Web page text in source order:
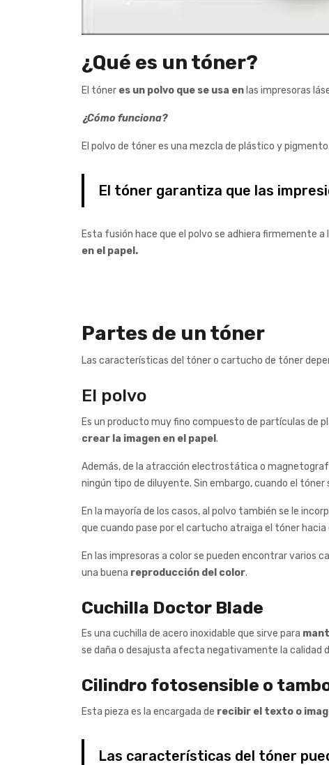
¿Qué es un tóner?
El tóner es un polvo que se usa en las impresoras
¿Cómo funciona?
El polvo de tóner es una mezcla de plástico y
El tóner garantiza que las
Esta fusión hace que el polvo se adhiera firmemente a
en el papel.
Partes de un tóner
Las características del tóner o cartucho de tóner
El polvo
Es un producto muy fino compuesto de partículas de
crear la imagen en el papel .
Además, de la atracción electrostática o
ningún tipo de diluyente. Sin embargo, cuando el
En la mayoría de los casos, al polvo también se le
que cuando pase por el cartucho atraiga el tóner hacia
En las impresoras a color se pueden encontrar
una buena reproducción del color.
Cuchilla Doctor Blade
Es una cuchilla de acero inoxidable que sirve para
se daña o desajusta afecta negativamente la calidad
Cilindro fotosensible o
Esta pieza es la encargada de recibir el texto o
Las características del tóner